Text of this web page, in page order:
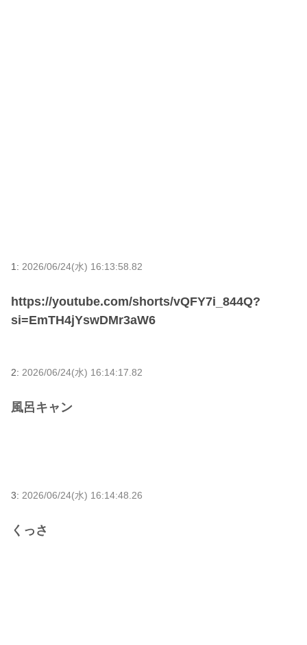
1: 2026/06/24(水) 16:13:58.82
https://youtube.com/shorts/vQFY7i_844Q?
si=EmTH4jYswDMr3aW6
2: 2026/06/24(水) 16:14:17.82
風呂キャン
3: 2026/06/24(水) 16:14:48.26
くっさ